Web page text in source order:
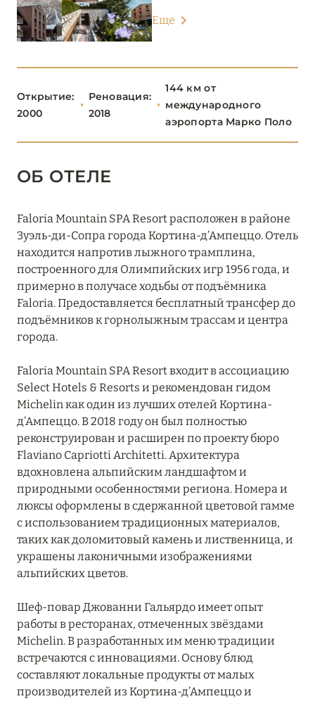
АБАНО-ТЕРМЕ
ВЕРОНА
КОРТИНА Д'АМПЕЦЦО 0
ЛИДО-ДИ-ЕЗОЛО 0
МОНТЕГРОТТО 0
КАМПАНИЯ
ЛАЦИО 14
ЛИГУРИЯ
ЛОМБАРДИЯ 26
ПЬЕМОНТ
СИЦИЛИЯ
ТОСКАНА
Еще
Открытие:
2000
Реновация:
2018
144 км от
международного
аэропорта Марко Поло
ОБ ОТЕЛЕ
Faloria Mountain SPA Resort расположен в районе
Зуэль-ди-Сопра города Кортина-д’Ампеццо. Отель
находится напротив лыжного трамплина,
построенного для Олимпийских игр 1956 года, и
примерно в получасе ходьбы от подъёмника
Faloria. Предоставляется бесплатный трансфер до
подъёмников к горнолыжным трассам и центра
города.
Faloria Mountain SPA Resort входит в ассоциацию
Select Hotels & Resorts и рекомендован гидом
Michelin как один из лучших отелей Кортина-
д’Ампеццо. В 2018 году он был полностью
реконструирован и расширен по проекту бюро
Flaviano Capriotti Architetti. Архитектура
вдохновлена альпийским ландшафтом и
природными особенностями региона. Номера и
люксы оформлены в сдержанной цветовой гамме
с использованием традиционных материалов,
таких как доломитовый камень и лиственница, и
украшены лаконичными изображениями
альпийских цветов.
Шеф-повар Джованни Гальярдо имеет опыт
работы в ресторанах, отмеченных звёздами
Michelin. В разработанных им меню традиции
встречаются с инновациями. Основу блюд
составляют локальные продукты от малых
производителей из Кортина-д’Ампеццо и